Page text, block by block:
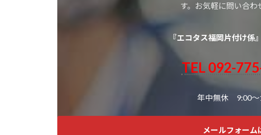
す。お気軽に問い合わ
『エコタス福岡片付け係
TEL 092-
年中無休 9:00～
メールフォーム